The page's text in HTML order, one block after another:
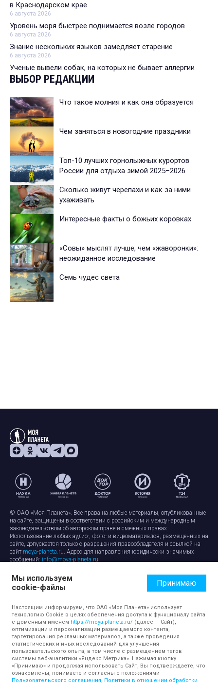
в Краснодарском крае
6 августа 2026
Уровень моря быстрее поднимается возле городов
6 августа 2026
Знание нескольких языков замедляет старение
6 августа 2026
Ученые вывели собак, на которых не бывает аллергии
ВЫБОР РЕДАКЦИИ
Что такое молния и как она образуется
Чем заняться в новогодние праздники
Топ-10 лучших горнолыжных курортов
России для отдыха зимой 2025–2026
Сколько живут черепахи и как за ними
ухаживать
Интересные факты о божьих коровках
«Совы» мыслят лучше, чем «жаворонки»:
неожиданное исследование
Семь чудес света
© ОАО «Моя Планета». Все права на любые материалы, опубликованные
на сайте, защищены в соответствии с российским и международным
законодательством об авторском праве и смежных правах.
Использование любых аудио-, фото- и видеоматериалов, размещенных на
сайте, допускается только с разрешения правообладателя и ссылкой на
сайт moya-planeta.ru. Адрес для направления юридически значимых
сообщений: info@moya-planeta.ru.
Правила сайтаРабота с cookie-файлами
Защита персональных данных
Обработка персональных данных
Мы используем
cookie-файлы
Принимаю
Настоящим информируем, что ОАО «Моя Планета» использует
технологию Cookie в целях обеспечения доступа к функционалу сайта
с доменным именем https://moya-planeta.ru/ (далее — Сайт),
оптимизации и персонализации размещаемого контента,
таргетирования рекламных материалов, а также проведения
статистических и иных исследований для улучшения
пользовательского опыта, в том числе с размещением тегов
системы веб-аналитики «Яндекс Метрика». Нажимая кнопку
«Принимаю» и продолжая использовать Сайт, Вы подтверждаете, что
ознакомлены, понимаете и согласны с положениями
Пользовательского соглашения, Политики в отношении обработки